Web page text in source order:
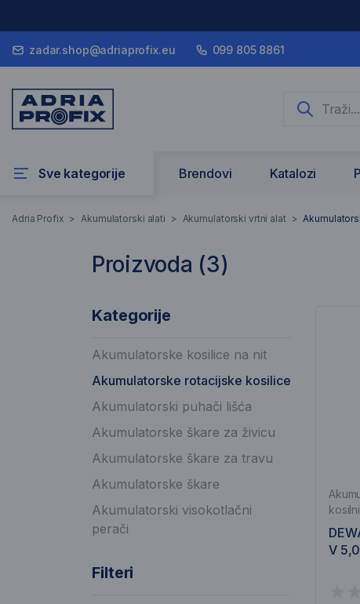
zadar.shop@adriaprofix.eu 099 805 8861
Sve kategorije Brendovi Katalozi
Akumulatorske
Adria Profix > Akumulatorski alati > Akumulatorski vrtni alat >
Proizvoda (3)
3 Rezultati pretraživanja
Kategorije
Akumulatorske kosilice na nit
Akumulatorske rotacijske kosilice
Akumulatorski puhači lišća
Akumulatorske škare za živicu
Akumulatorske škare za travu
Akumulatorske škare
Akumulatorski visokotlačni
perači
Filteri
V